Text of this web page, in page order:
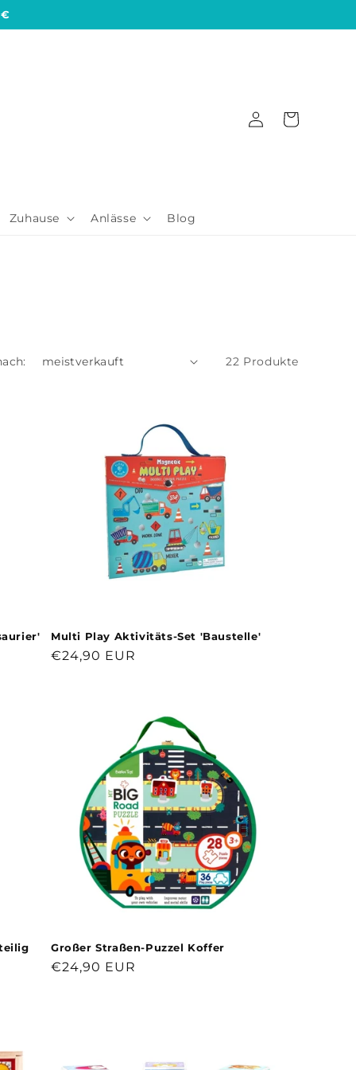
Zuhause Anlässe Blog
Einloggen
Warenkorb
22 Produkte
Multi Play Aktivitäts-Set 'Baustelle'
Normaler
€24,90 EUR
Großer Straßen-Puzzel Koffer
Normaler
€24,90 EUR